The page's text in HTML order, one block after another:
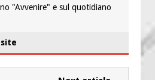
"Avvenire" e sul quotidiano